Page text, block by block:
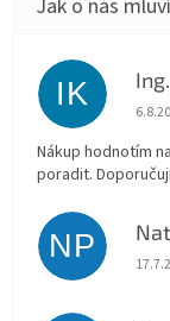
IK
Nákup hodnotím
poradit.
NP